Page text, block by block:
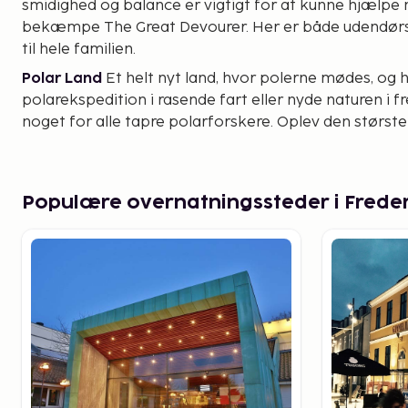
smidighed og balance er vigtigt for at kunne hjælpe
bekæmpe The Great Devourer. Her er både
til hele familien.
Polar Land Et helt nyt land, hvor polerne mødes, og
polarekspedition i rasende fart eller nyde naturen i
noget for alle tapre polarforskere. Oplev den
nye attraktion: en hele koloni af levende pingviner.
Område med syv scener fra de seks film.
2000 forskellige Star Wars-figurer. Alle figurer og
af 1,5 millioner store Lego-klodser. Nogle af
og de rør på sig.
Miniland- den store verden i miniformat. Berømte
små byer og spændende miljøer fra det virkelig liv
i over 20 millioner LEGO-klodser. Små tog, biler og
Populære overnatningssteder i